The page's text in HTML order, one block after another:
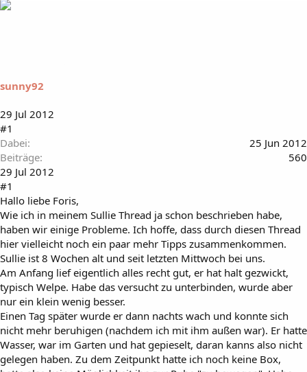
r
e
sunny92
29 Jul 2012
#1
Dabei
25 Jun 2012
Beiträge
560
29 Jul 2012
#1
Hallo liebe Foris,
Wie ich in meinem Sullie Thread ja schon beschrieben habe,
haben wir einige Probleme. Ich hoffe, dass durch diesen Thread
hier vielleicht noch ein paar mehr Tipps zusammenkommen.
Sullie ist 8 Wochen alt und seit letzten Mittwoch bei uns.
Am Anfang lief eigentlich alles recht gut, er hat halt gezwickt,
typisch Welpe. Habe das versucht zu unterbinden, wurde aber
nur ein klein wenig besser.
Einen Tag später wurde er dann nachts wach und konnte sich
nicht mehr beruhigen (nachdem ich mit ihm außen war). Er hatte
Wasser, war im Garten und hat gepieselt, daran kanns also nicht
gelegen haben. Zu dem Zeitpunkt hatte ich noch keine Box,